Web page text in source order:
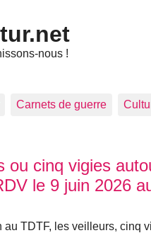
nous !
Carnets de guerre
récents
ou cinq vigies
le 9 juin 2026
au TDTF, les veilleurs, cinq